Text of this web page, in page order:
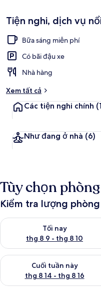
Tiện nghi, dịch vụ
Bữa sáng miễn phí
Có bãi đậu xe
Nhà hàng
Xem tất cả
Các tiện nghi chính
Như đang ở nhà (6)
Tùy chọn phòng
Kiểm tra lượng
Tối nay
thg 8 9 - thg 8 10
Kiểm tra lượng phòng tối
Cuối tuần này
thg 8 14 - thg 8 16
Kiểm tra lượng phòng cuối